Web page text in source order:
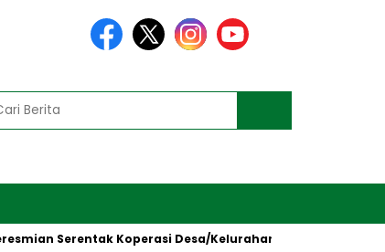
Serentak Koperasi Desa/Kelurahan Merah Putih oleh